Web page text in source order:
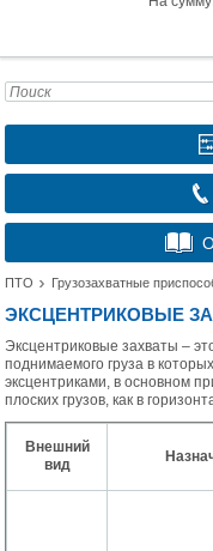
ПТО Грузозахватные
ЭКСЦЕНТРИКОВЫЕ
Эксцентриковые захваты –
поднимаемого груза в
эксцентриками, в основном
плоских грузов, как в
Внешний
вид